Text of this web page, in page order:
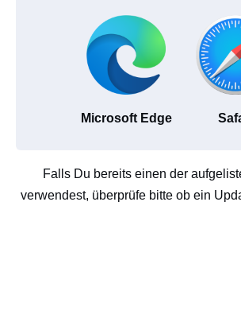
Microsoft Edge
Falls Du bereits einen der
verwendest, überprüfe bitte ob ein